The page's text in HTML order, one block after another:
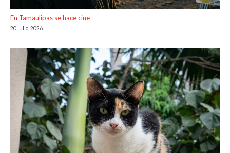
En Tamaulipas se hace cine
20 julio, 2026